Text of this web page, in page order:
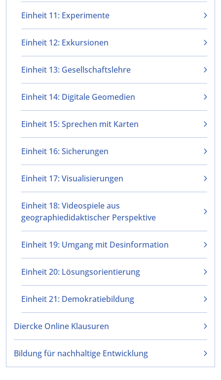
Einheit 11: Experimente
Einheit 12: Exkursionen
Einheit 13: Gesellschaftslehre
Einheit 14: Digitale Geomedien
Einheit 15: Sprechen mit Karten
Einheit 16: Sicherungen
Einheit 17: Visualisierungen
Einheit 18: Videospiele aus
geographiedidaktischer Perspektive
Einheit 19: Umgang mit Desinformation
Einheit 20: Lösungsorientierung
Einheit 21: Demokratiebildung
Diercke Online Klausuren
Bildung für nachhaltige Entwicklung